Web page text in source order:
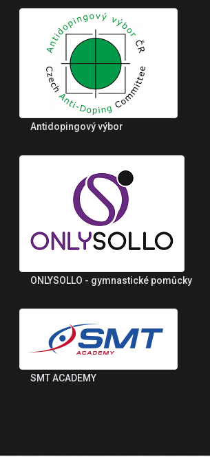
Antidopingový výbor
ONLYSOLLO - gymnastické pomůcky
SMT ACADEMY